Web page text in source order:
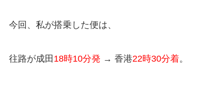
今回、私が搭乗した便は、
往路が成田 18時10分発 → 香港22時30分着。